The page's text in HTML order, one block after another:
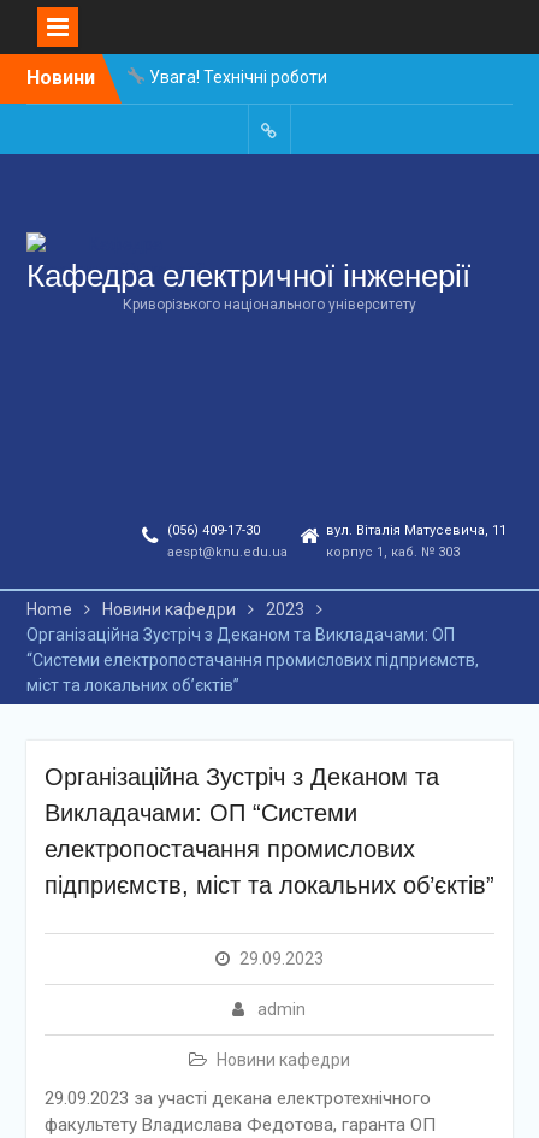
SkipНовини
Увага! Технічні роботи
на сайті
Зустріч зі стейкхолдерам
Остані новини кафедри ЕІ
Кафедра електричної інженерії
Криворізького національного університету
(056) 409-17-30
aespt@knu.edu.ua
вул. Віталія Матусевича, 11
корпус 1, каб. № 303
Home Новини кафедри
2023
Організаційна Зустріч з Деканом та Викладачами: ОП
“Системи електропостачання промислових підприємств,
міст та локальних об’єктів”
Організаційна Зустріч з Деканом та
Викладачами: ОП “Системи
електропостачання промислових
підприємств, міст та локальних об’єктів”
29.09.2023
admin
Новини кафедри
29.09.2023 за участі декана електротехнічного
факультету Владислава Федотова, гаранта ОП